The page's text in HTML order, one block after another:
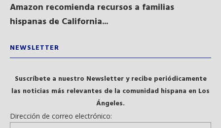
Amazon recomienda recursos a familias
hispanas de California...
NEWSLETTER
Suscríbete a nuestro Newsletter y recibe periódicamente
las noticias más relevantes de la comunidad hispana en Los
Ángeles.
Dirección de correo electrónico: